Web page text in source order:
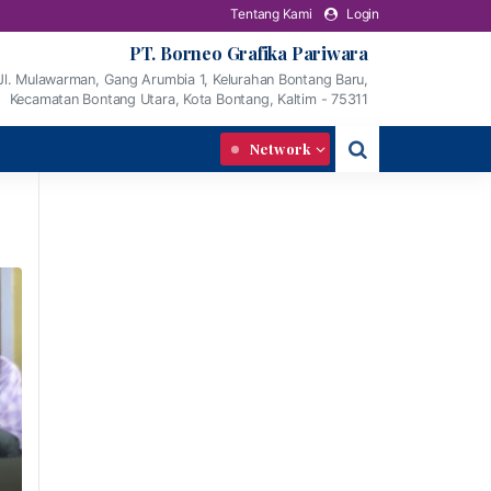
Tentang Kami Login
PT. Borneo Grafika Pariwara
Mulawarman, Gang Arumbia 1, Kelurahan Bontang Baru,
Kecamatan Bontang Utara, Kota Bontang, Kaltim - 75311
Network